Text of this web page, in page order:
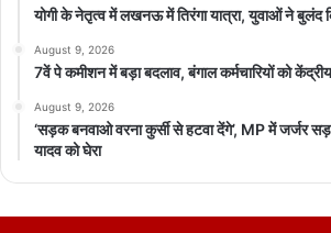
योगी के नेतृत्व में लखनऊ में तिरंगा यात्रा, युवाओं ने बुलंद
August 9, 2026
7वें पे कमीशन में बड़ा बदलाव, बंगाल कर्मचारियों को
August 9, 2026
‘सड़क बनवाओ वरना कुर्सी से हटवा देंगे’, MP में जर्जर
यादव को घेरा